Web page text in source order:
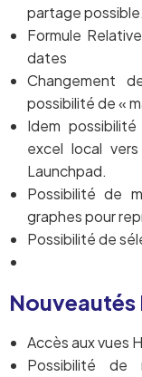
partage possible.
Formule
dates
Changement
possibilité de «
Idem
excel local
Launchpad.
Possibilité de
graphes pour
Possibilité de
Nouveautés
Accès aux vues
Possibilité